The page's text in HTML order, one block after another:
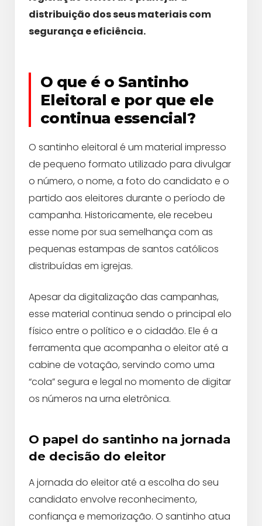
distribuição dos seus materiais com
segurança e eficiência.
O que é o Santinho
Eleitoral e por que ele
continua essencial?
O santinho eleitoral é um material impresso
de pequeno formato utilizado para divulgar
o número, o nome, a foto do candidato e o
partido aos eleitores durante o período de
campanha. Historicamente, ele recebeu
esse nome por sua semelhança com as
pequenas estampas de santos católicos
distribuídas em igrejas.
Apesar da digitalização das campanhas,
esse material continua sendo o principal elo
físico entre o político e o cidadão. Ele é a
ferramenta que acompanha o eleitor até a
cabine de votação, servindo como uma
“cola” segura e legal no momento de digitar
os números na urna eletrônica.
O papel do santinho na jornada
de decisão do eleitor
A jornada do eleitor até a escolha do seu
candidato envolve reconhecimento,
confiança e memorização. O santinho atua